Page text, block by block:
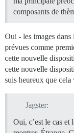
composants de
Oui - les images dans
prévues comme
cette nouvelle
cette nouvelle
suis heureux que cela
Jagster:
Oui, c’est le cas et